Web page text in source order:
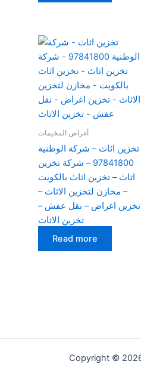
أغراض المخيمات
تخزين اثاث – شركة الوطنية
97841800 – شركة تخزين
اثاث – تخزين اثاث بالكويت
– مخازن لتخزين الاثاث –
تخزين اغراض – نقل عفش –
تخزين الاثاث
Read more